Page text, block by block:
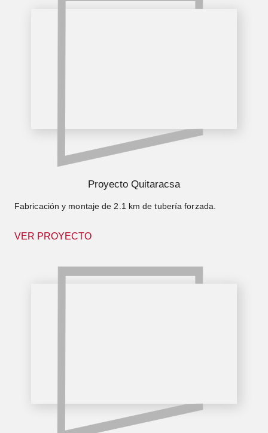
Proyecto Quitaracsa
Fabricación y montaje de 2.1 km de tubería forzada.
VER PROYECTO